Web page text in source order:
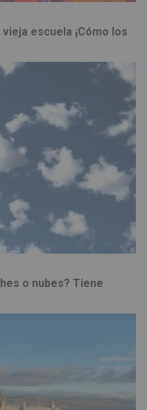
escuela ¡Cómo los
o nubes? Tiene